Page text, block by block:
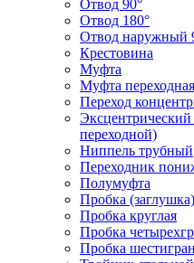
Отвод 90°
Отвод 180°
Отвод наружный
Крестовина
Муфта
Муфта переходная
Переход
переходной)
Ниппель трубный
Переходник
Полумуфта
Пробка (заглушка)
Пробка круглая
Пробка
Пробка